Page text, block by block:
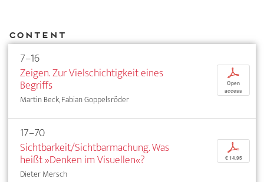
Content
7–16
Zeigen. Zur Vielschichtigkeit eines
Begriffs
Martin Beck, Fabian Goppelsröder
p
Open
access
17–70
Sichtbarkeit/Sichtbarmachung. Was
heißt »Denken im Visuellen«?
Dieter Mersch
p
€ 14,95